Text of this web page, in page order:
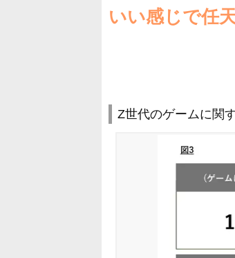
いい感じで任
Z世代のゲームに関